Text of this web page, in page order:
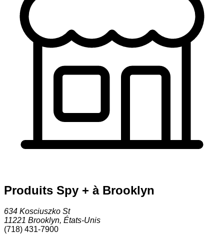
Produits Spy + à Brooklyn
634 Kosciuszko St
11221 Brooklyn, États-Unis
(718) 431-7900